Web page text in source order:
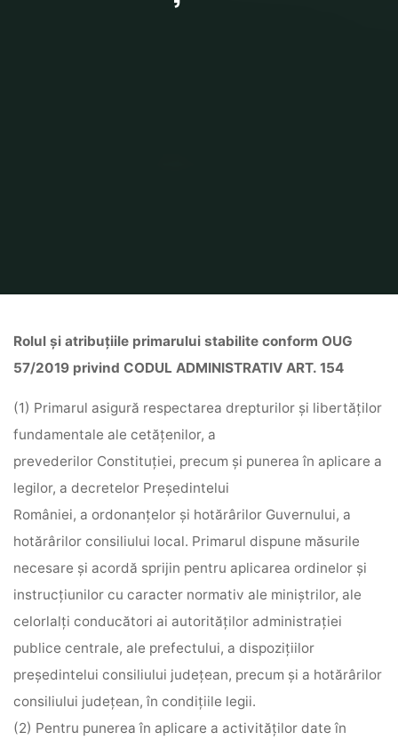
Rolul şi atribuţiile primarului stabilite conform OUG
57/2019 privind CODUL ADMINISTRATIV ART. 154
(1) Primarul asigură respectarea drepturilor şi libertăţilor
fundamentale ale cetăţenilor, a
prevederilor Constituţiei, precum şi punerea în aplicare a
legilor, a decretelor Preşedintelui
României, a ordonanţelor şi hotărârilor Guvernului, a
hotărârilor consiliului local. Primarul dispune măsurile
necesare şi acordă sprijin pentru aplicarea ordinelor şi
instrucţiunilor cu caracter normativ ale miniştrilor, ale
celorlalţi conducători ai autorităţilor administraţiei
publice centrale, ale prefectului, a dispoziţiilor
preşedintelui consiliului judeţean, precum şi a hotărârilor
consiliului judeţean, în condiţiile legii.
(2) Pentru punerea în aplicare a activităţilor date în